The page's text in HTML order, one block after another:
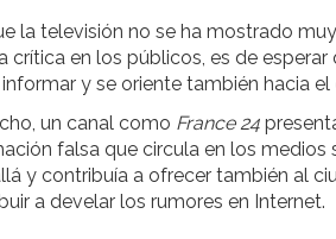
la televisión no se ha mostrado
crítica en los públicos, es de esperar
y se oriente también hacia el
un canal como France 24
falsa que circula en los medios
y contribuía a ofrecer también al
a develar los rumores en Internet.